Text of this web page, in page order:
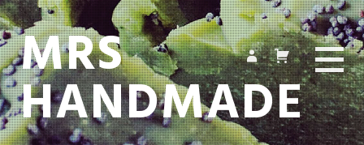
MRS
HANDMADE